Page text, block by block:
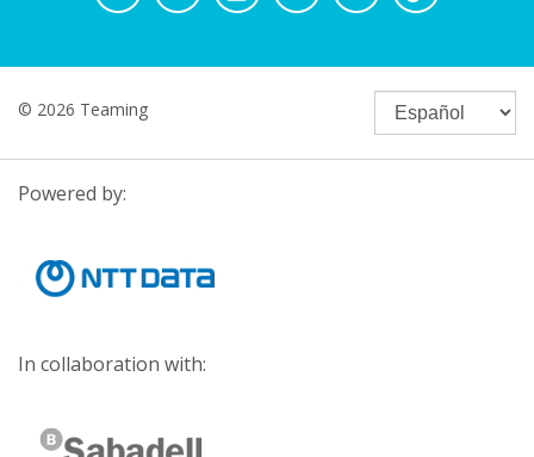
© 2026 Teaming
Powered by:
In collaboration with: